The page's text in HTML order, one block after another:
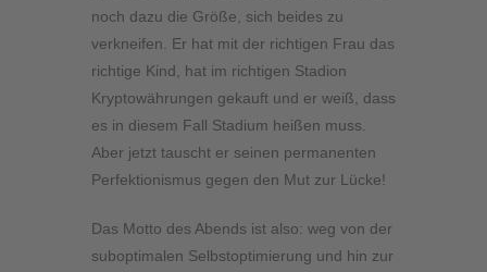
noch dazu die Größe, sich beides zu
verkneifen. Er hat mit der richtigen Frau das
richtige Kind, hat im richtigen Stadion
Kryptowährungen gekauft und er weiß, dass
es in diesem Fall Stadium heißen muss.
Aber jetzt tauscht er seinen permanenten
Perfektionismus gegen den Mut zur Lücke!
Das Motto des Abends ist also: weg von der
suboptimalen Selbstoptimierung und hin zur